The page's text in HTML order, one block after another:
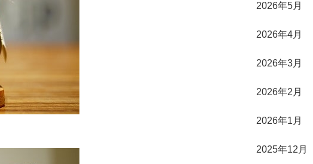
2026年5月
2026年4月
2026年3月
2026年2月
2026年1月
2025年12月